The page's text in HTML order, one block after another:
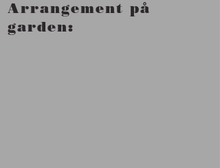
Arrangement på
garden: